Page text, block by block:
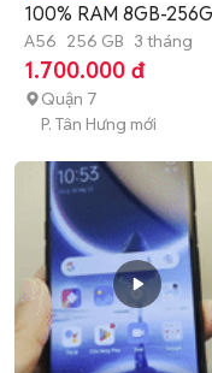
100% RAM 8GB-
CHƠI GAME LÀM
A56 256 GB 3 tháng
1.700.000 đ
Quận 7
P. Tân Hưng mới